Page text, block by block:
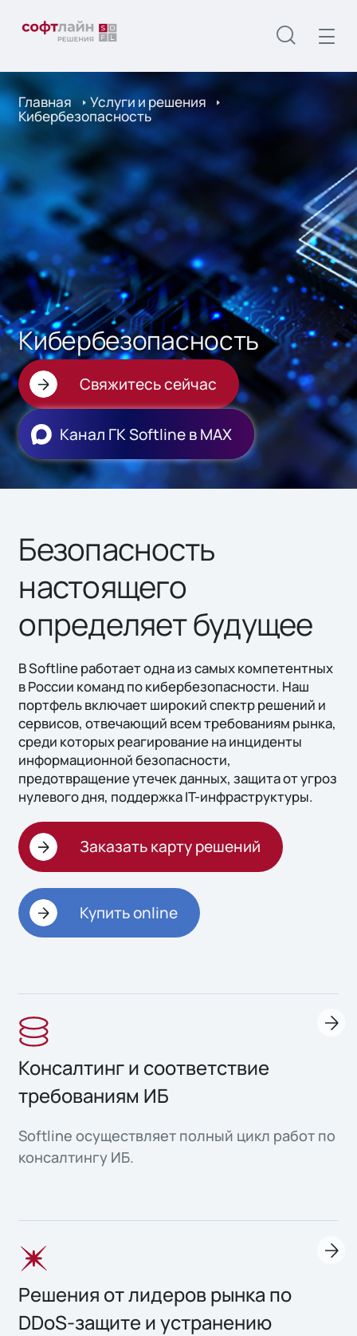
Главная Услуги и решения
Кибербезопасность
Кибербезопасность
Свяжитесь сейчас
Канал ГК Softline в МАХ
Безопасность
настоящего
определяет будущее
В Softline работает одна из самых компетентных
в России команд по кибербезопасности. Наш
портфель включает широкий спектр решений и
сервисов, отвечающий всем требованиям рынка,
среди которых реагирование на инциденты
информационной безопасности,
предотвращение утечек данных, защита от угроз
нулевого дня, поддержка IT-инфраструктуры.
Заказать карту решений
Купить online
Консалтинг и соответствие
требованиям ИБ
Softline осуществляет полный цикл работ по
консалтингу ИБ.
Решения от лидеров рынка по
DDoS-защите и устранению